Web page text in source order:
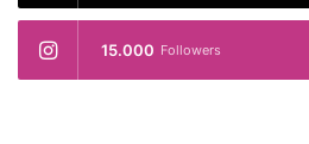
15.000 Followers